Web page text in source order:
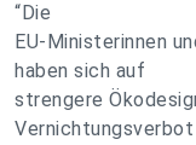
“Die
EU-Ministerinnen
haben sich auf
strengere